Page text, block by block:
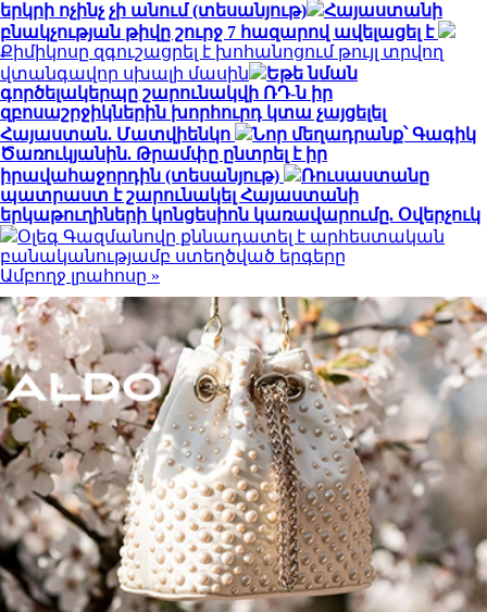
երկրի ոչինչ չի անում (տեսանյութ)
Հայաստանի
բնակչության թիվը շուրջ 7 հազարով ավելացել է
Քիմիկոսը զգուշացրել է խոհանոցում թույլ տրվող
վտանգավոր սխալի մասին
Եթե նման
գործելակերպը շարունակվի ՌԴ-ն իր
զբոսաշրջիկներին խորհուրդ կտա չայցելել
Հայաստան. Մատվիենկո
Նոր մեղադրանք՝ Գագիկ
Ծառուկյանին. Թրամփը ընտրել է իր
իրավահաջորդին (տեսանյութ)
Ռուսաստանը
պատրաստ է շարունակել Հայաստանի
երկաթուղիների կոնցեսիոն կառավարումը. Օվերչուկ
Օլեգ Գազմանովը քննադատել է արհեստական
բանականությամբ ստեղծված երգերը
Ամբողջ լրահոսը »